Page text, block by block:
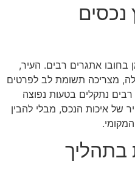
נכסים
בחובו אתגרים רבים. העיר,
מצריכה תשומת לב לפרטים
נתקלים בטעות נפוצה
איכות הנכס, מבלי להבין
בתהליך